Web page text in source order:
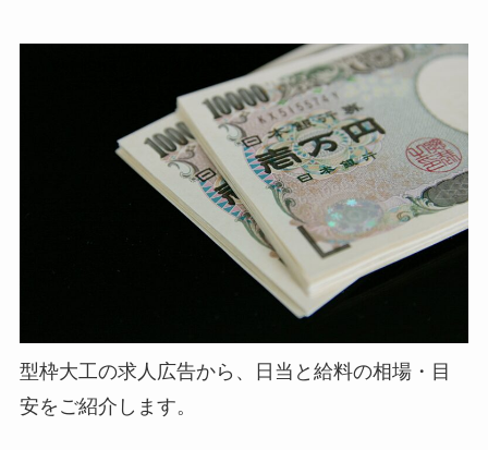
型枠大工の求人広告から、日当と給料の相場・目
安をご紹介します。